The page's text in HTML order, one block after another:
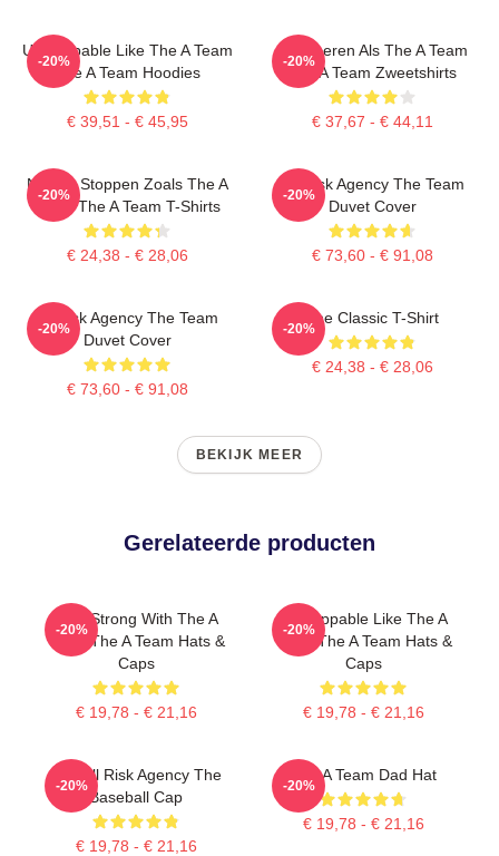
Unstoppable Like The A Team
The A Team Hoodies
€ 39,51 - € 45,95
-20%
Domineren Als The A Team
The A Team Zweetshirts
€ 37,67 - € 44,11
-20%
Niet Te Stoppen Zoals The A
Team The A Team T-Shirts
€ 24,38 - € 28,06
-20%
All-Risk Agency The Team
Duvet Cover
€ 73,60 - € 91,08
-20%
All Risk Agency The Team
Duvet Cover
€ 73,60 - € 91,08
-20%
The Classic T-Shirt
€ 24,38 - € 28,06
-20%
BEKIJK MEER
Gerelateerde producten
Stay Strong With The A
Team The A Team Hats &
Caps
€ 19,78 - € 21,16
-20%
Unstoppable Like The A
Team The A Team Hats &
Caps
€ 19,78 - € 21,16
-20%
The All Risk Agency The
Baseball Cap
€ 19,78 - € 21,16
-20%
The A Team Dad Hat
€ 19,78 - € 21,16
-20%